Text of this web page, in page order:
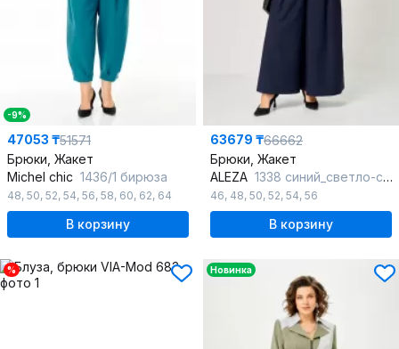
-9%
47053 ₸51571
Брюки, Жакет
Michel chic 1436/1 бирюза
48, 50, 52, 54, 56, 58, 60, 62, 64
В корзину
63679 ₸66662
Брюки, Жакет
ALEZA 1338 синий_светло-серый
46, 48, 50, 52, 54, 56
В корзину
% Новинка